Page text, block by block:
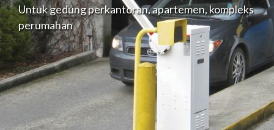
Untuk gedung perkantoran, apartemen, kompleks
perumahan